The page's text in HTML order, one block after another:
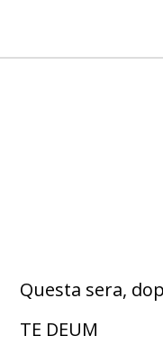
Questa sera,
TE DEUM